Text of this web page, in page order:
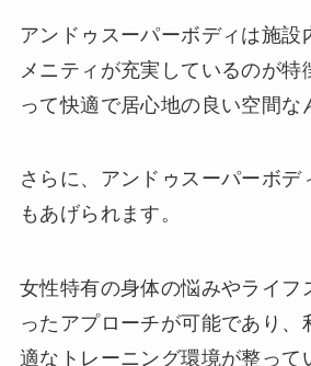
アンドゥスーパーボディは施設
メニティが充実しているのが特
って快適で居心地の良い空間な
さらに、アンドゥスーパーボデ
もあげられます。
女性特有の身体の悩みやライフ
ったアプローチが可能であり、
適なトレーニング環境が整って